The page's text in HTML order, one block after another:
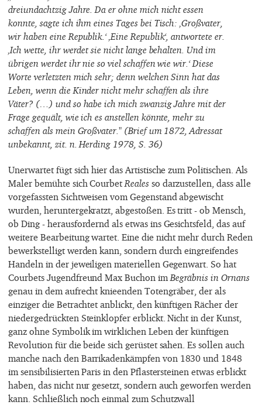
dreiundachtzig Jahre. Da er ohne mich nicht essen
konnte, sagte ich ihm eines Tages bei Tisch: ‚Großvater,
wir haben eine Republik.‘ ‚Eine Republik‘, antwortete er.
‚Ich wette, ihr werdet sie nicht lange behalten. Und im
übrigen werdet ihr nie so viel schaffen wie wir.‘ Diese
Worte verletzten mich sehr; denn welchen Sinn hat das
Leben, wenn die Kinder nicht mehr schaffen als ihre
Väter? (…) und so habe ich mich zwanzig Jahre mit der
Frage gequält, wie ich es anstellen könnte, mehr zu
schaffen als mein Großvater." (Brief um 1872, Adressat
unbekannt, zit. n. Herding 1978, S. 36)
Unerwartet fügt sich hier das Artistische zum Politischen. Als
Maler bemühte sich Courbet Reales so darzustellen, dass alle
vorgefassten Sichtweisen vom Gegenstand abgewischt
wurden, heruntergekratzt, abgestoßen. Es tritt - ob Mensch,
ob Ding - herausfordernd als etwas ins Gesichtsfeld, das auf
weitere Bearbeitung wartet. Eine die nicht mehr durch Reden
bewerkstelligt werden kann, sondern durch eingreifendes
Handeln in der jeweiligen materiellen Gegenwart. So hat
Courbets Jugendfreund Max Buchon im Begräbnis in Ornans
genau in dem aufrecht knieenden Totengräber, der als
einziger die Betrachtet anblickt, den künftigen Rächer der
niedergedrückten Steinklopfer erblickt. Nicht in der Kunst,
ganz ohne Symbolik im wirklichen Leben der künftigen
Revolution für die beide sich gerüstet sahen. Es sollen auch
manche nach den Barrikadenkämpfen von 1830 und 1848
im sensibilisierten Paris in den Pflastersteinen etwas erblickt
haben, das nicht nur gesetzt, sondern auch geworfen werden
kann. Schließlich noch einmal zum Schutzwall